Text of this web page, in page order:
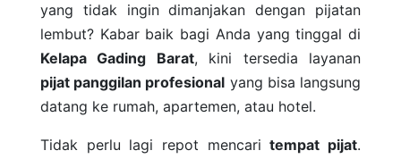
yang tidak ingin dimanjakan dengan pijatan
lembut? Kabar baik bagi Anda yang tinggal di
Kelapa Gading Barat, kini tersedia layanan
pijat panggilan profesional yang bisa langsung
datang ke rumah, apartemen, atau hotel.
Tidak perlu lagi repot mencaritempat pijat.